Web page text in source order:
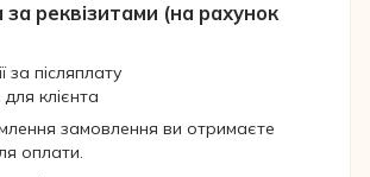
реквізитами (на рахунок
за післяплату
клієнта
замовлення ви отримаєте
оплати.